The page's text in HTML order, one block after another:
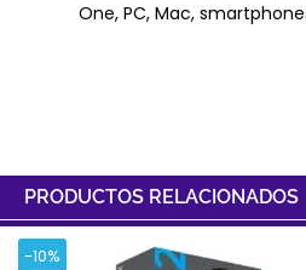
One, PC, Mac,
PRODUCTOS RELACIONADOS
-10%